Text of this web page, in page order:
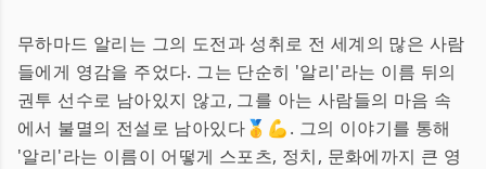
무하마드 알리는 그의 도전과 성취로 전 세계의 많은 사람
들에게 영감을 주었다. 그는 단순히 '알리'라는 이름 뒤의
권투 선수로 남아있지 않고, 그를 아는 사람들의 마음 속
에서 불멸의 전설로 남아있다🥇💪. 그의 이야기를 통해
'알리'라는 이름이 어떻게 스포츠, 정치, 문화에까지 큰 영